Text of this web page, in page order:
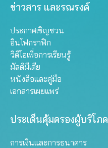
ข่าวสาร และรณรงค์
ประกาศเชิญชวน
อินโฟกราฟิก
วิดีโอเพื่อการเรียนรู้
มัลติมีเดีย
หนังสือและคู่มือ
เอกสารเผยแพร่
ประเด็นคุ้มครองผู้บริโภค
การเงินและการธนาคาร